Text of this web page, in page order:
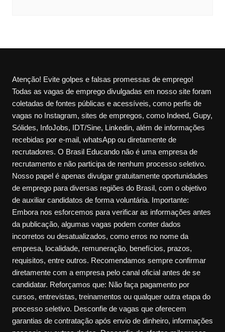
Atenção! Evite golpes e falsas promessas de emprego!
Todas as vagas de emprego divulgadas em nosso site foram
coletadas de fontes públicas e acessíveis, como perfis de
vagas no Instagram, sites de empregos, como Indeed, Gupy,
Sólides, InfoJobs, IDT/Sine, Linkedin, além de informações
recebidas por e-mail, whatsApp ou diretamente de
recrutadores. O Brasil Educando não é uma empresa de
recrutamento e não participa de nenhum processo seletivo.
Nosso papel é apenas divulgar gratuitamente oportunidades
de emprego para diversas regiões do Brasil, com o objetivo
de auxiliar candidatos de forma voluntária. Importante:
Embora nos esforcemos para verificar as informações antes
da publicação, algumas vagas podem conter dados
incorretos ou desatualizados, como erros no nome da
empresa, localidade, remuneração, benefícios, prazos,
requisitos, entre outros. Recomendamos sempre confirmar
diretamente com a empresa pelo canal oficial antes de se
candidatar. Reforçamos que: Não faça pagamento por
cursos, entrevistas, treinamentos ou qualquer outra etapa do
processo seletivo. Desconfie de vagas que oferecem
garantias de contratação após envio de dinheiro, informações